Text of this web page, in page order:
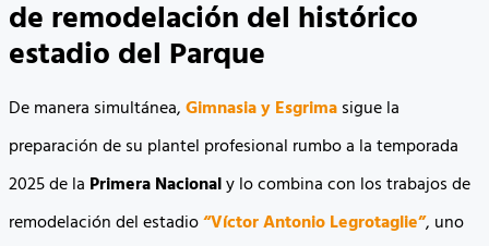
de remodelación del histórico
estadio del Parque
De manera simultánea,Gimnasia y Esgrimasigue la
preparación de su plantel profesional rumbo a la temporada
2025 de la Primera Nacionaly lo combina con los trabajos de
remodelación del estadio“Víctor Antonio Legrotaglie”, uno